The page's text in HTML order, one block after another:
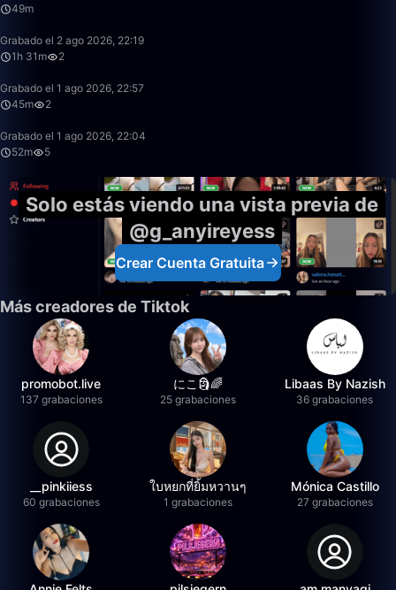
49m
Grabado el 2 ago 2026, 22:19
1h 31m
2
Grabado el 1 ago 2026, 22:57
45m
2
Grabado el 1 ago 2026, 22:04
52m
5
Solo estás viendo una vista previa de
@g_anyireyess
Crear Cuenta Gratuita
Más creadores de Tiktok
promobot.live
137 grabaciones
にこ🗿🌈
25 grabaciones
Libaas By Nazish
36 grabaciones
__pinkiiess
60 grabaciones
ใบหยกที่ยิ้มหวานๆ
1 grabaciones
Mónica Castillo
27 grabaciones